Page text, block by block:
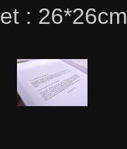
: 26*26cm